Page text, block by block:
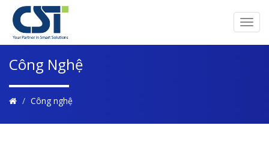
Công Nghệ
Công nghệ